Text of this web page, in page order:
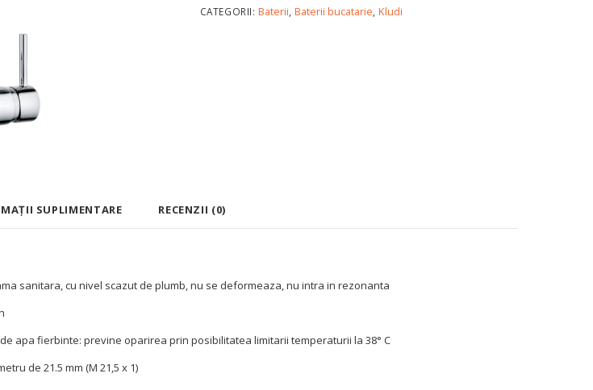
CATEGORII:Baterii ,Baterii bucatarie ,Kludi
SUPLIMENTARE RECENZII (0)
sanitara, cu nivel scazut de plumb, nu se deformeaza, nu intra in rezonanta
apa fierbinte: previne oparirea prin posibilitatea limitarii temperaturii la 38° C
de 21.5 mm (M 21,5 x 1)